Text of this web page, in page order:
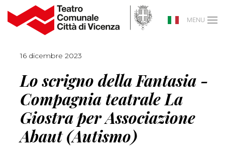
MENU
16 dicembre 2023
Lo scrigno della Fantasia -
Compagnia teatrale La
Giostra per Associazione
Abaut (Autismo)